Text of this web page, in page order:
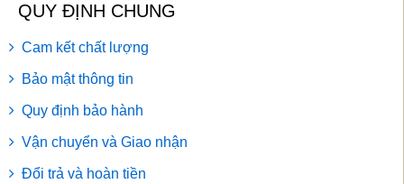
QUY ĐỊNH CHUNG
Cam kết chất lượng
Bảo mật thông tin
Quy định bảo hành
Vận chuyển và Giao nhận
Đổi trả và hoàn tiền